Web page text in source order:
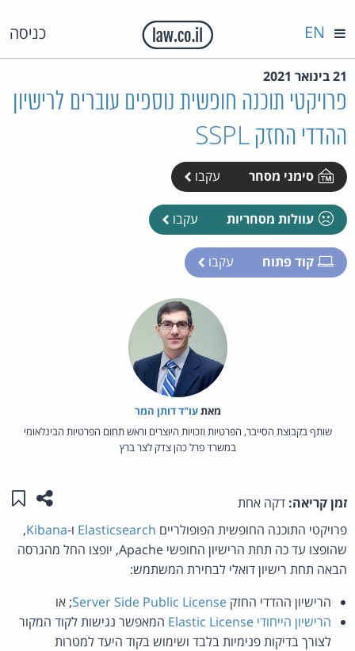
כניסה EN
21 בינואר 2021
פרויקטי תוכנה חופשית נוספים עוברים לרישיון
ההדדי החזק SSPL
סימני מסחר עקבו
עוולות מסחריות עקבו
קוד פתוח עקבו
מאת‏עו"ד דותן המר
שותף בקבוצת הסייבר, הפרטיות וזכויות היוצרים וראש תחום הפרטיות הבינלאומי
במשרד פרל כהן צדק לצר ברץ
זמן קריאה: דקה אחת שתפו
פרויקטי התוכנה החופשית הפופולריים Elasticsearch ו-Kibana
,
שהופצו עד כה תחת הרישיון החופשי Apache, יופצו החל מהגרסה
הבאה תחת רישיון דואלי לבחירת המשתמש:
הרישיון ההדדי החזק Server Side Public License; או
הרישיון הייחודי Elastic License
המאפשר נגישות לקוד המקור
לצורך בדיקות פנימיות בלבד ושימוש בקוד היעד למטרות